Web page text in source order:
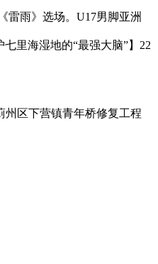
雷雨》选场。U17男脚亚洲
里海湿地的“最强大脑”】22
州区下营镇青年桥修复工程